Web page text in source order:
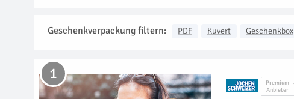
Geschenkverpackung filtern: PDF Kuvert Geschenkbox
Premium
Anbieter
1